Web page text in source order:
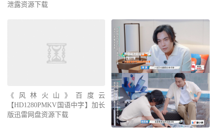
泄露资源下载
《风林火山》百度云
【HD1280PMKV国语中字】加长
版迅雷网盘资源下载